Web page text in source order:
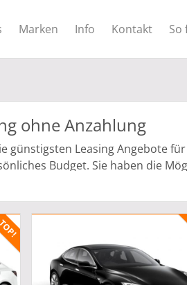
Marken Info Kontakt So
ohne Anzahlung
günstigsten Leasing Angebote
Budget. Sie haben die
für Ihren neuen
Alle Angebote werden